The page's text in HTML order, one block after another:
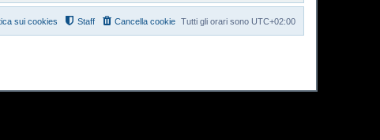
Tutti gli orari sono UTC+02:00
Cancella cookie
Staff
sui cookies